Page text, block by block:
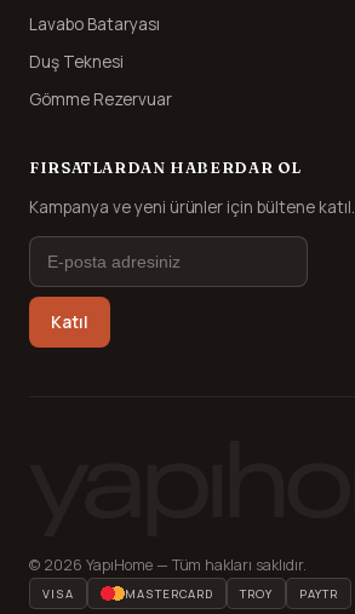
Lavabo Bataryası
Duş Teknesi
Gömme Rezervuar
FIRSATLARDAN HABERDAR OL
Kampanya ve yeni ürünler için bültene katıl.
Katıl
© 2026 YapıHome — Tüm hakları saklıdır.
VISA MASTERCARD TROY PAYTR